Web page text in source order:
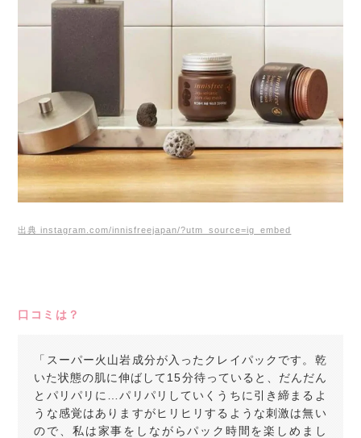
出典 instagram.com/innisfreejapan/?utm_source=ig_embed
口コミは？
「スーパー火山岩成分が入ったクレイパックです。乾
いた状態の肌に伸ばして15分待っていると、だんだん
とパリパリに…パリパリしていくうちに引き締まるよ
うな感覚はありますがヒリヒリするような刺激は無い
ので、私は家事をしながらパック時間を楽しめまし